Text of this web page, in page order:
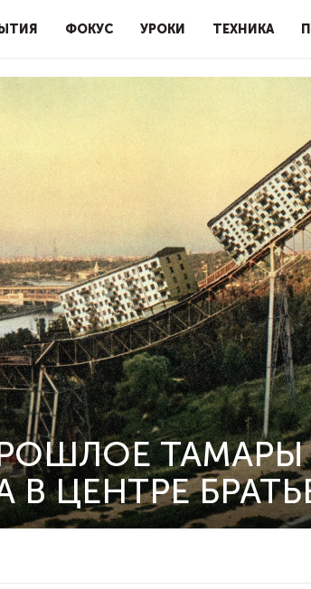
ФОКУС УРОКИ ТЕХНИКА
ТАМАРЫ
В ЦЕНТРЕ